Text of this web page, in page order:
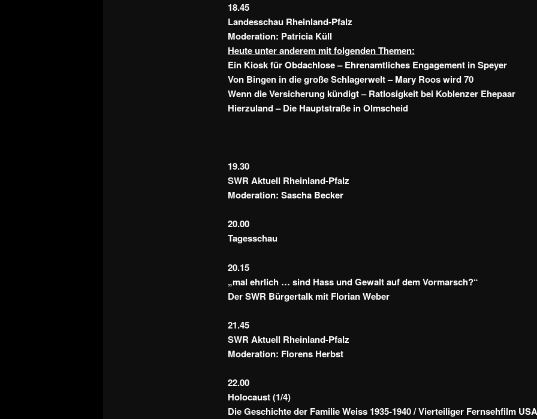
18.45
Landesschau Rheinland-Pfalz
Moderation: Patricia Küll
Heute unter anderem mit folgenden Themen:
Ein Kiosk für Obdachlose – Ehrenamtliches Engagement in Speyer
Von Bingen in die große Schlagerwelt – Mary Roos wird 70
Wenn die Versicherung kündigt – Ratlosigkeit bei Koblenzer Ehepaar
Hierzuland – Die Hauptstraße in Olmscheid
19.30
SWR Aktuell Rheinland-Pfalz
Moderation: Sascha Becker
20.00
Tagesschau
20.15
„mal ehrlich … sind Hass und Gewalt auf dem Vormarsch?“
Der SWR Bürgertalk mit Florian Weber
21.45
SWR Aktuell Rheinland-Pfalz
Moderation: Florens Herbst
22.00
Holocaust (1/4)
Die Geschichte der Familie Weiss 1935-1940 / Vierteiliger Fernsehfilm